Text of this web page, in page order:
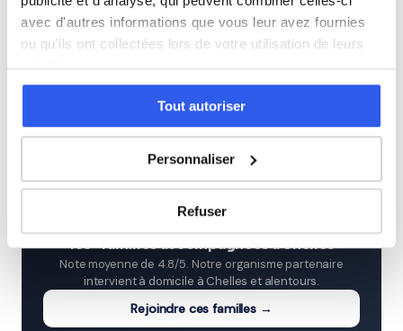
avec d'autres informations que vous leur avez fournies
ou qu'ils ont collectées lors de votre utilisation de leurs
services.
Tout autoriser
Personnaliser
Refuser
Terminale (Lycée)
Études supérieures (Supérieur & Adultes)
⭐
155+ familles accompagnées à Chelles
Note moyenne de 4.8/5. Notre organisme partenaire
intervient à domicile à Chelles et alentours.
Rejoindre ces familles →